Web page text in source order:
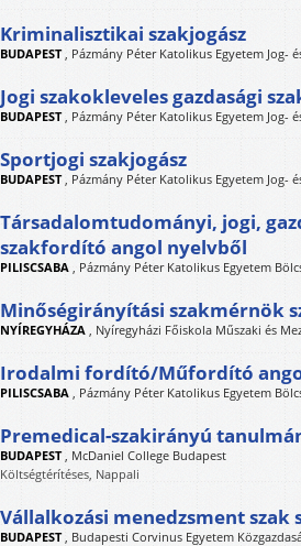
Kriminalisztikai szakjogász
BUDAPEST, Pázmány Péter Katolikus Egyetem Jog-
Jogi szakokleveles gazdasági
BUDAPEST, Pázmány Péter Katolikus Egyetem Jog-
Sportjogi szakjogász
BUDAPEST, Pázmány Péter Katolikus Egyetem Jog-
Társadalomtudományi, jogi,
szakfordító angol nyelvből
PILISCSABA , Pázmány Péter Katolikus Egyetem
Minőségirányítási szakmérnök
NYÍREGYHÁZA , Nyíregyházi Főiskola Műszaki és
Irodalmi fordító/Műfordító
PILISCSABA , Pázmány Péter Katolikus Egyetem
Premedical-szakirányú
BUDAPEST, McDaniel College Budapest
Költségtérítéses, Nappali
Vállalkozási menedzsment
BUDAPEST, Budapesti Corvinus Egyetem